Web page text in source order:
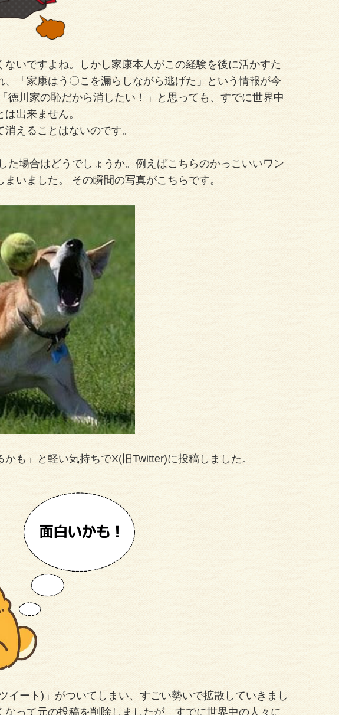
いですよね。しかし家康本人がこの経験を後に活かすた
「家康はう〇こを漏らしながら逃げた」という情報が今
徳川家の恥だから消したい！」と思っても、すでに世界中
出来ません。
えることはないのです。
た場合はどうでしょうか。例えばこちらのかっこいいワン
いました。 その瞬間の写真がこちらです。
も」と軽い気持ちでX(旧Twitter)に投稿しました。
イート)」がついてしまい、すごい勢いで拡散していきまし
って元の投稿を削除しましたが、すでに世界中の人々に